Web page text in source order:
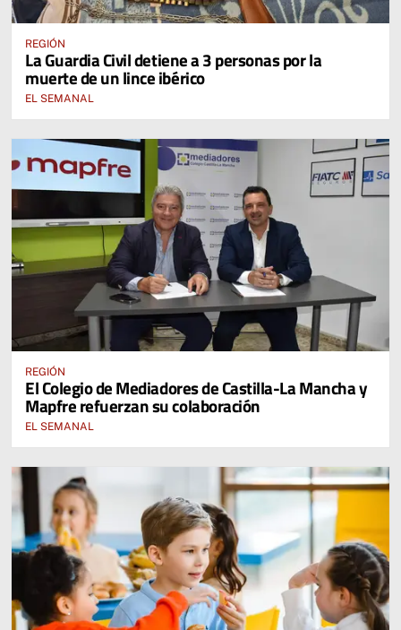
REGIÓN
La Guardia Civil detiene a 3 personas por la
muerte de un lince ibérico
EL SEMANAL
REGIÓN
El Colegio de Mediadores de Castilla-La Mancha y
Mapfre refuerzan su colaboración
EL SEMANAL